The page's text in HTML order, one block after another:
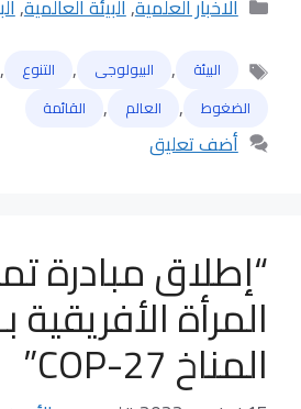
الاخبار العلمية,البيئة العالمية,
الوسوم
البيئة , البيولوجى , التنوع ,
الضغوط , العالم , القائمة
أضف تعليق
“إطلاق مبادرة
المرأة الأفريقية
المناخ 27-COP”